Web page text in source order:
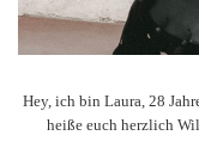
Hey, ich bin Laura, 28
heiße euch herzlich